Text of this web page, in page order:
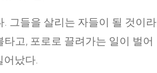
그들을 살리는 자들이 될 것이라
고, 포로로 끌려가는 일이 벌어
어났다.